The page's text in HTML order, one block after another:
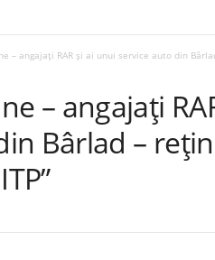
– angajați RAR și ai unui service auto din
– angajați
Bârlad –